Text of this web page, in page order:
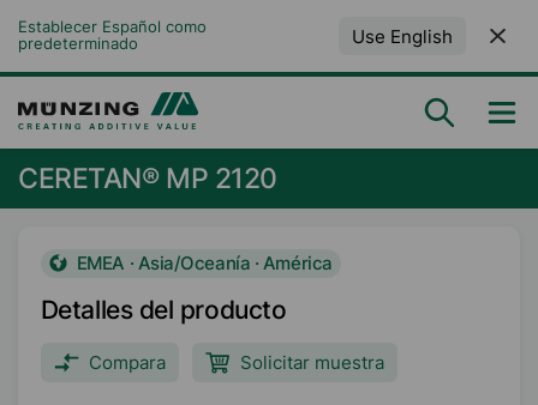
Establecer Español como
predeterminado
Use English
CERETAN® MP 2120
EMEA · Asia/Oceanía · América
Detalles del producto
Compara Solicitar muestra